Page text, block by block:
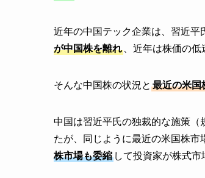
近年の中国テック企業は、習近平
が中国株を離れ
、近年は株価の
そんな中国株の状況と 最近の米国
中国は習近平氏の独裁的な施策（
たが、同じように最近の米国株市
株市場も委縮 して投資家が株式市